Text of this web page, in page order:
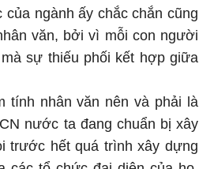
ngành ấy chắc chắn cũng
văn, bởi vì mỗi con người
sự thiếu phối kết hợp giữa
tính nhân văn nên và phải là
nước ta đang chuẩn bị xây
trước hết quá trình xây dựng